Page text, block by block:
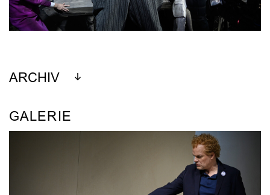
ARCHIV
GALERIE